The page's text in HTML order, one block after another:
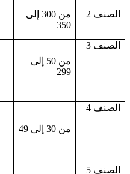
الصنف 2
من 300 إلى
350
الصنف 3
من 50 إلى
299
الصنف 4
من 30 إلى 49
الصنف 5